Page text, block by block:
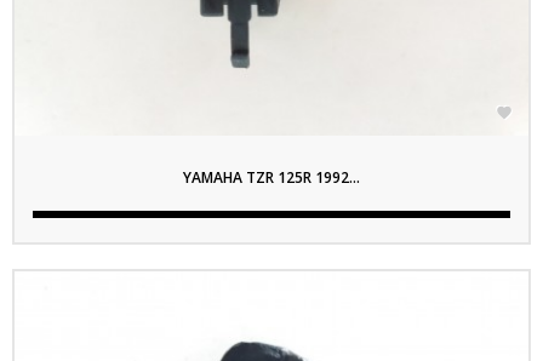

YAMAHA TZR 125R 1992...